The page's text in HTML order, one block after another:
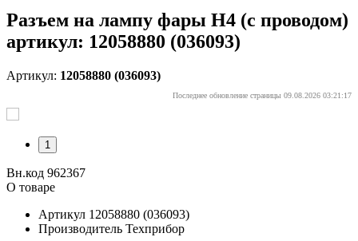
Разъем на лампу фары H4 (с проводом)
артикул: 12058880 (036093)
Артикул: 12058880 (036093)
Последнее обновление страницы 09.08.2026 03:21:17
1
Вн.код 962367
О товаре
Артикул 12058880 (036093)
Производитель Техприбор